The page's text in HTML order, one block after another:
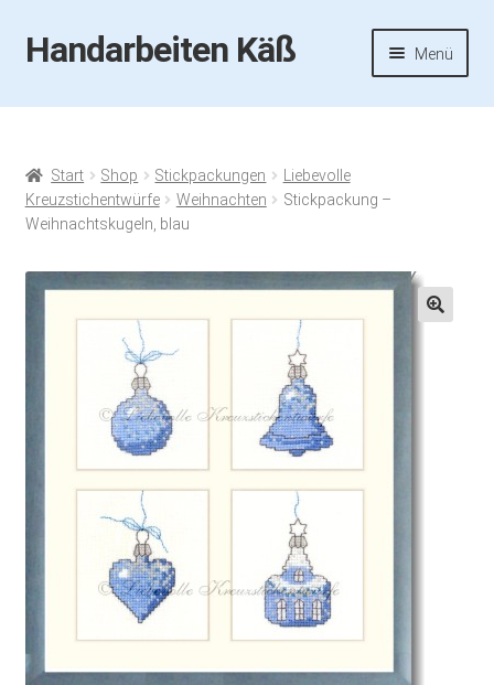
Zur
Navigation
Zum
Inhalt
Handarbeiten Käß Menü
Startseite
Aktuelles
Fotos
Termine
Handarbeiten-Käß-Shop
Start Shop Stickpackungen
Liebevolle
Kreuzstichentwürfe
Weihnachten
Stickpackung –
Weihnachtskugeln, blau